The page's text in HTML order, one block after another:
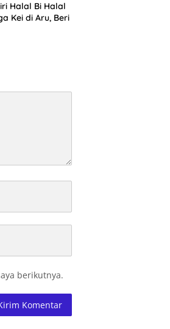
Halal Bi Halal
Kei di Aru, Beri
berikutnya.